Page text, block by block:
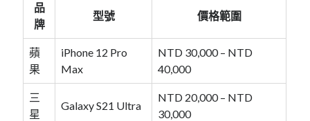
品
牌
型號 價格範圍
蘋
果
iPhone 12 Pro
Max
NTD 30,000 – NTD
40,000
三
星
Galaxy S21 Ultra
NTD 20,000 – NTD
30,000